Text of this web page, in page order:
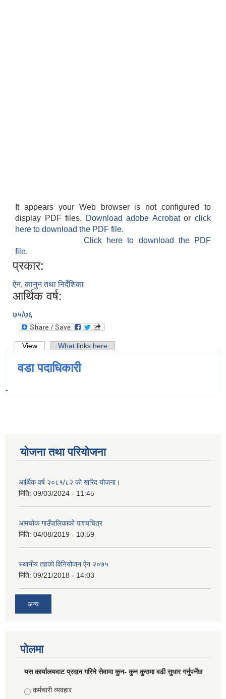
It appears your Web browser is not configured to
display PDF files.
Download adobe Acrobatorclick
here to download the PDF file.
Click here to download the PDF
file.
प्रकार:
ऐन, कानुन तथा निर्देशिका
आर्थिक वर्ष:
७५/७६
Primary tabs
View (active tab)What links here
वडा पदाधिकारी
-
योजना तथा परियोजना
आर्थिक वर्ष २०८१/८२ को खरिद योजना।
मिति: 09/03/2024 - 11:45
आमचोक गाउँपालिकाको पाश्चचित्र
मिति: 04/08/2019 - 10:59
स्थानीय तहको विनियोजन ऐन २०७५
मिति: 09/21/2018 - 14:03
अन्य
पोलमा
यस कार्यालयवाट प्रदान गरिने सेवामा कुन- कुन कुरामा वढी सुधार गर्नुपर्नेछ
Choices
कर्मचारी व्यवहार